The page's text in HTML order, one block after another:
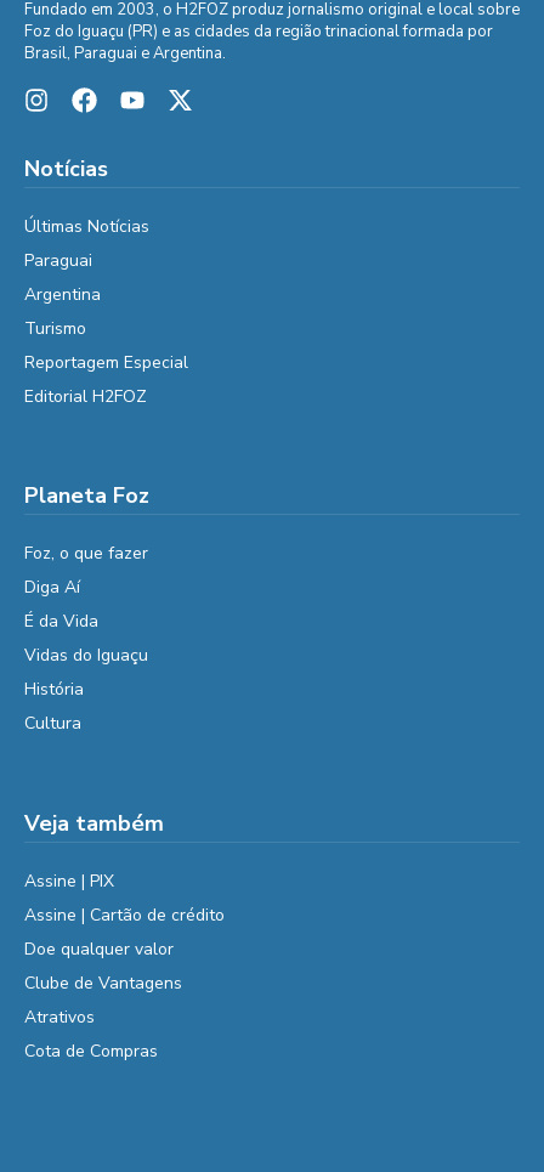
Fundado em 2003, o H2FOZ produz jornalismo original e local sobre
Foz do Iguaçu (PR) e as cidades da região trinacional formada por
Brasil, Paraguai e Argentina.
Notícias
Últimas Notícias
Paraguai
Argentina
Turismo
Reportagem Especial
Editorial H2FOZ
Planeta Foz
Foz, o que fazer
Diga Aí
É da Vida
Vidas do Iguaçu
História
Cultura
Veja também
Assine | PIX
Assine | Cartão de crédito
Doe qualquer valor
Clube de Vantagens
Atrativos
Cota de Compras